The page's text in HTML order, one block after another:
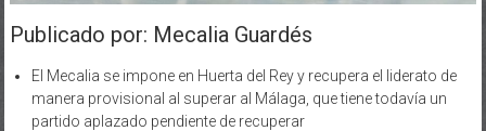
Publicado por: Mecalia Guardés
El Mecalia se impone en Huerta del Rey y recupera el liderato de
manera provisional al superar al Málaga, que tiene todavía un
partido aplazado pendiente de recuperar